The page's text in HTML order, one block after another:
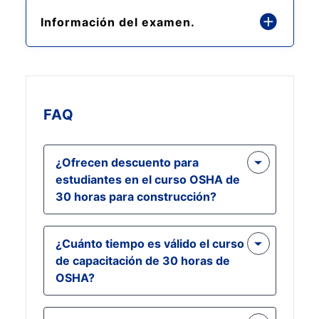
Información del examen.
FAQ
¿Ofrecen descuento para
estudiantes en el curso OSHA de
30 horas para construcción?
Sí, los estudiantes activos pueden
enviarnos sus identificaciones
estudiantiles por correo electrónico
a help@oshaeducationschool.com y
recibir un descuento de $25 en este
¿Cuánto tiempo es válido el curso
de capacitación de 30 horas de
OSHA?
Una vez que completes este curso,